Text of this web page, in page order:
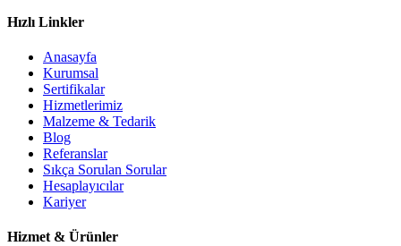
Hızlı Linkler
Anasayfa
Kurumsal
Sertifikalar
Hizmetlerimiz
Malzeme & Tedarik
Blog
Referanslar
Sıkça Sorulan Sorular
Hesaplayıcılar
Kariyer
Hizmet & Ürünler